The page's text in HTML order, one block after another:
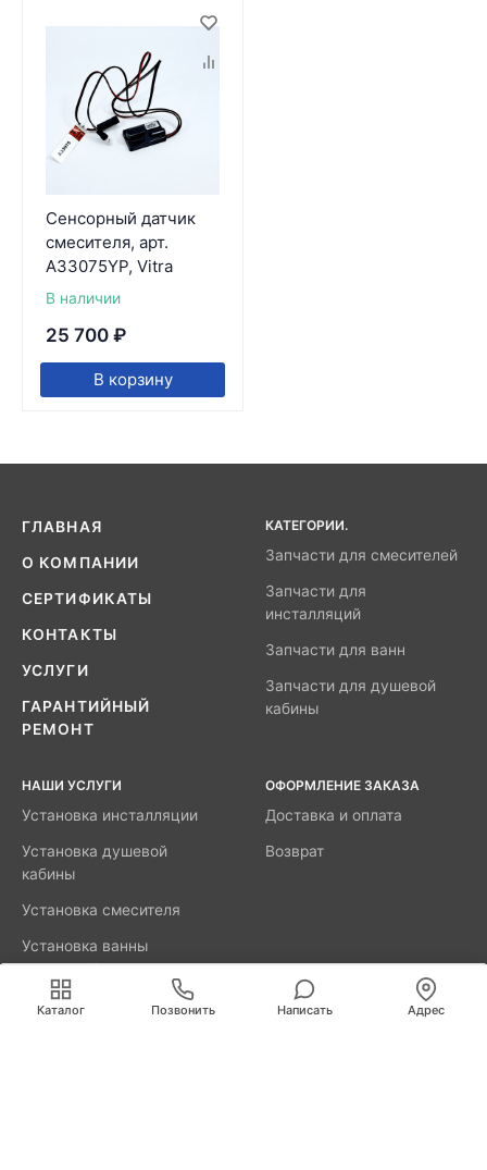
Сенсорный датчик
смесителя, арт.
A33075YP, Vitra
В наличии
25 700 ₽
В корзину
ГЛАВНАЯ
О КОМПАНИИ
СЕРТИФИКАТЫ
КОНТАКТЫ
УСЛУГИ
ГАРАНТИЙНЫЙ
РЕМОНТ
КАТЕГОРИИ.
Запчасти для смесителей
Запчасти для
инсталляций
Запчасти для ванн
Запчасти для душевой
кабины
НАШИ УСЛУГИ
Установка инсталляции
Установка душевой
кабины
Установка смесителя
Установка ванны
акриловой
ОФОРМЛЕНИЕ ЗАКАЗА
Доставка и оплата
Возврат
Каталог Позвонить Написать Адрес
Мы используем cookies для быстрой и удобной
работы сайта. Продолжая пользоваться сайтом, вы
принимаете условияобработки персональных данных.